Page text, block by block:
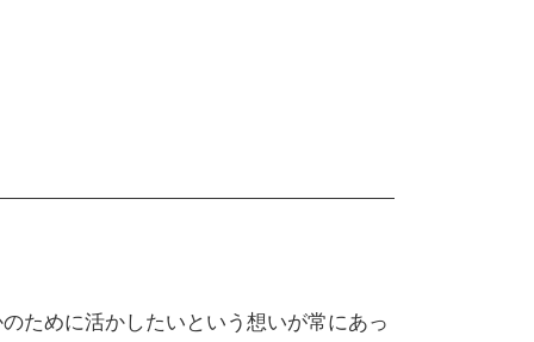
ために活かしたいという想いが常にあっ